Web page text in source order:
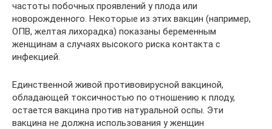
частоты побочных проявлений у плода или
новорожденного. Некоторые из этих вакцин (например,
ОПВ, желтая лихорадка) показаны беременным
женщинам а случаях высокого риска контакта с
инфекцией.
Единственной живой противовирусной вакциной,
обладающей токсичностью по отношению к плоду,
остается вакцина против натуральной оспы. Эти
вакцина не должна использования у женщин